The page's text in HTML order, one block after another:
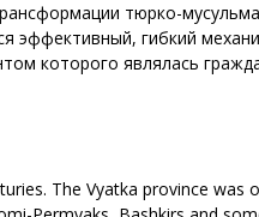
тюрко-
эффективный, гибкий
которого являлась
The Vyatka province was